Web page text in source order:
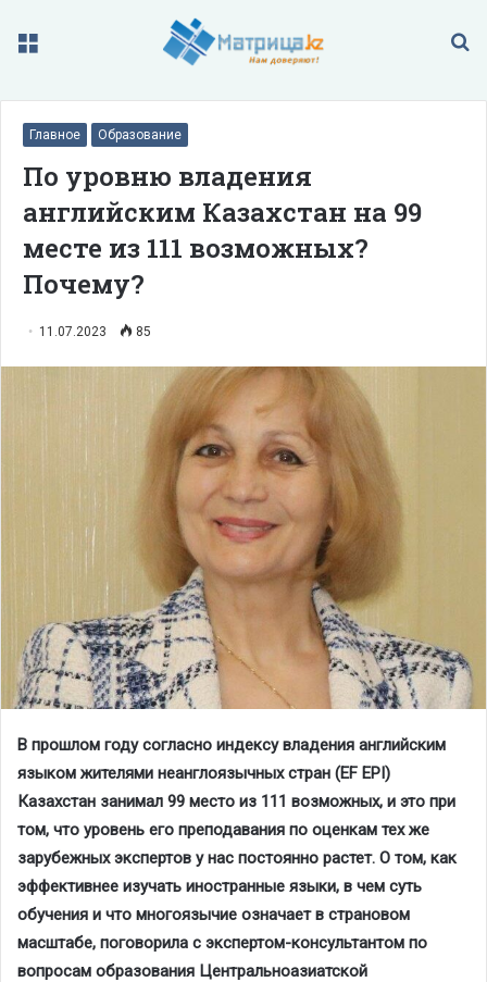
Меню
Главное Образование
По уровню владения
английским Казахстан на 99
месте из 111 возможных?
Почему?
11.07.2023 85
В прошлом году согласно индексу владения английским
языком жителями неанглоязычных стран (EF EPI)
Казахстан занимал 99 место из 111 возможных, и это при
том, что уровень его преподавания по оценкам тех же
зарубежных экспертов у нас постоянно растет. О том, как
эффективнее изучать иностранные языки, в чем суть
обучения и что многоязычие означает в страновом
масштабе, поговорила с экспертом-консультантом по
вопросам образования Центральноазиатской